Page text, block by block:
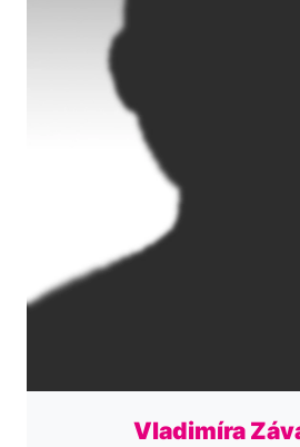
Vladimíra